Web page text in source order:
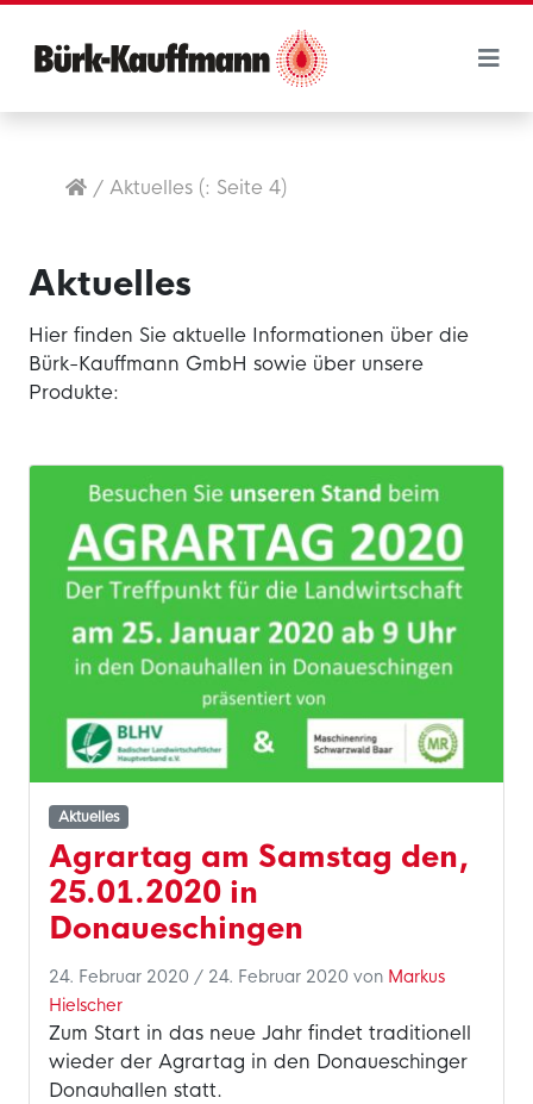
/Aktuelles (: Seite 4)
Aktuelles
Hier finden Sie aktuelle Informationen über die
Bürk-Kauffmann GmbH sowie über unsere
Produkte:
Aktuelles
Agrartag am Samstag den,
25.01.2020 in
Donaueschingen
24. Februar 2020 / 24. Februar 2020 von Markus
Hielscher
Zum Start in das neue Jahr findet traditionell
wieder der Agrartag in den Donaueschinger
Donauhallen statt.